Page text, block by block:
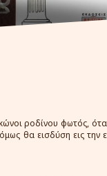
ροδίνου φωτός,
θα εισδύση εις την